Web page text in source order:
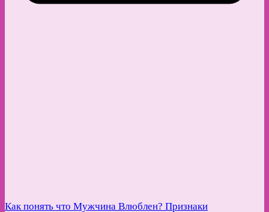
Как понять что Мужчина Влюблен? Признаки